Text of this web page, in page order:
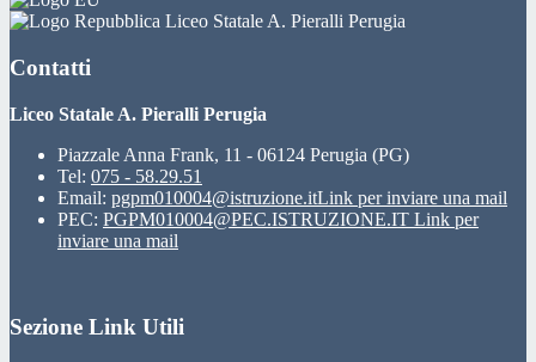
Liceo Statale A. Pieralli Perugia
Contatti
Liceo Statale A. Pieralli Perugia
Piazzale Anna Frank, 11 - 06124 Perugia (PG)
Tel: 075 - 58.29.51
Email: pgpm010004@istruzione.itLink per inviare una mail
PEC: PGPM010004@PEC.ISTRUZIONE.IT Link per
inviare una mail
Sezione Link Utili